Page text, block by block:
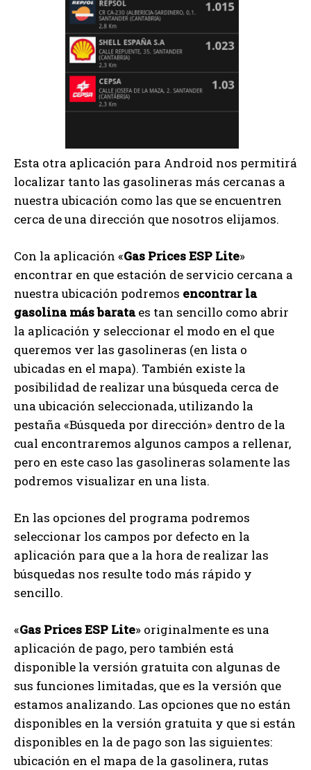
Esta otra aplicación para Android nos permitirá
localizar tanto las gasolineras más cercanas a
nuestra ubicación como las que se encuentren
cerca de una dirección que nosotros elijamos.
Con la aplicación «Gas Prices ESP Lite»
encontrar en que estación de servicio cercana a
nuestra ubicación podremos encontrar la
gasolina más barataes tan sencillo como abrir
la aplicación y seleccionar el modo en el que
queremos ver las gasolineras (en lista o
ubicadas en el mapa). También existe la
posibilidad de realizar una búsqueda cerca de
una ubicación seleccionada, utilizando la
pestaña «Búsqueda por dirección» dentro de la
cual encontraremos algunos campos a rellenar,
pero en este caso las gasolineras solamente las
podremos visualizar en una lista.
En las opciones del programa podremos
seleccionar los campos por defecto en la
aplicación para que a la hora de realizar las
búsquedas nos resulte todo más rápido y
sencillo.
«Gas Prices ESP Lite» originalmente es una
aplicación de pago, pero también está
disponible la versión gratuita con algunas de
sus funciones limitadas, que es la versión que
estamos analizando. Las opciones que no están
disponibles en la versión gratuita y que si están
disponibles en la de pago son las siguientes:
ubicación en el mapa de la gasolinera, rutas